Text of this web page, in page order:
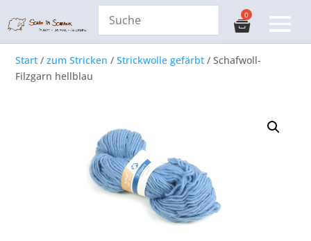
Start /zum Stricken /Strickwolle gefärbt / Schafwoll-
Filzgarn hellblau